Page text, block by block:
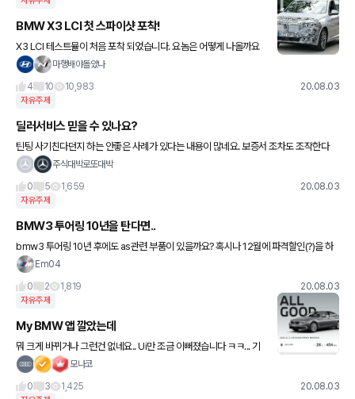
BMW X3 LCI 첫 스파이샷 포착!
X3 LCI 테스트뮬이 처음 포착 되었습니다. 요놈은 어떻게 나올까요
^^ 아직 초기형 단계 같은데 개인적인 생각으로 5시리즈 LCI처럼 좀
마행배야돌았나
4
10 10,983 20.08.03
자유주제
딜러서비스 믿을 수 있나요?
틴팅 사기친다던지 하는 안좋은 사례가 있다는 내용이 많네요. 보증서 조차도 조작한다
고... 일부 딜러의 케이스 일까요? 차라리 현금받고 하는게 좋을지, 노하우 공유해주시면
주식대박로또대박
0
5 1,659 20.08.03
자유주제
BMW3 투어링 10년을 탄다면..
bmw3 투어링 10년 후에도 as관련 부품이 있을까요? 혹시나 12월에 파격할인(?)을 하
면 생각해볼까 하는데 한번사면 10년이상 타는지라;; 현재 bmw5 랑 glb가 가장 유력하
Em04
0
2 1,819 20.08.03
자유주제
My BMW 앱 깔았는데
뭐 크게 바뀌거나 그런건 없네요.. Ui만 조금 이뻐졌습니다 ㅋㅋ... 기
능적으로 크게 추가되거나 그런건 없네요 ^^
모나코
0
3 1,425 20.08.03